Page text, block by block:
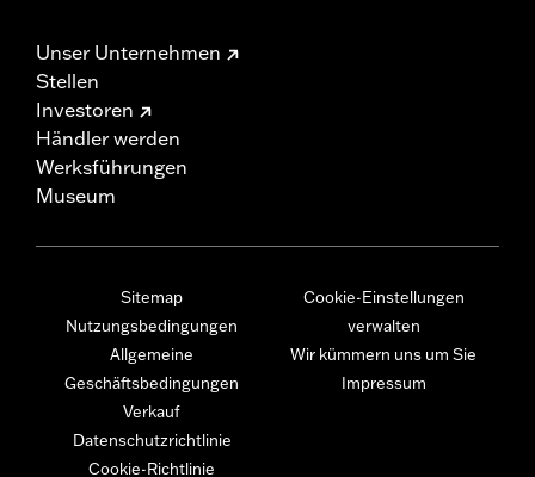
Unser Unternehmen
Stellen
Investoren
Händler werden
Werksführungen
Museum
Sitemap
Nutzungsbedingungen
Allgemeine
Geschäftsbedingungen
Verkauf
Datenschutzrichtlinie
Cookie-Richtlinie
Cookie-Einstellungen
verwalten
Wir kümmern uns um Sie
Impressum